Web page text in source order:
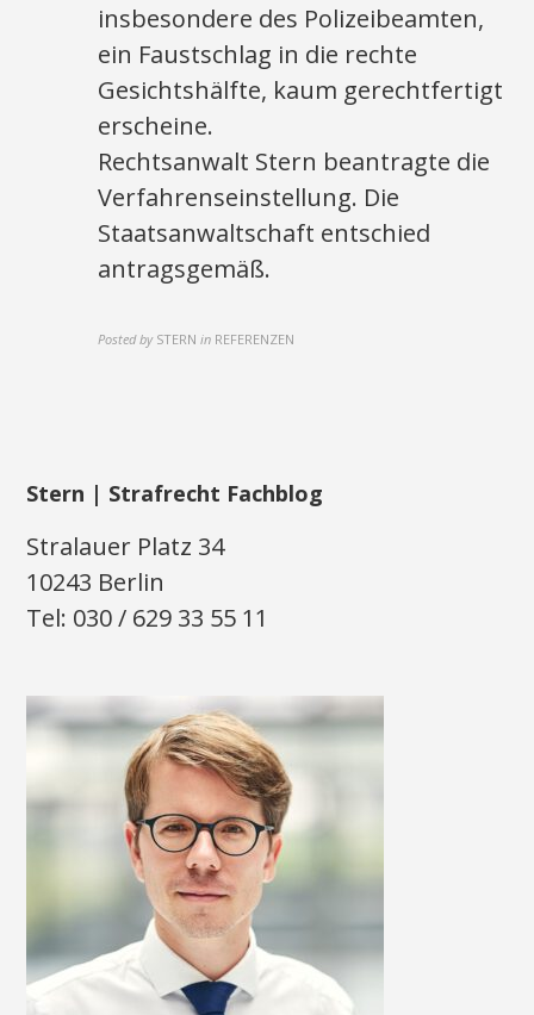
insbesondere des Polizeibeamten,
ein Faustschlag in die rechte
Gesichtshälfte, kaum gerechtfertigt
erscheine.
Rechtsanwalt Stern beantragte die
Verfahrenseinstellung. Die
Staatsanwaltschaft entschied
antragsgemäß.
Posted by STERN in REFERENZEN
Stern | Strafrecht Fachblog
Stralauer Platz 34
10243 Berlin
Tel: 030 / 629 33 55 11